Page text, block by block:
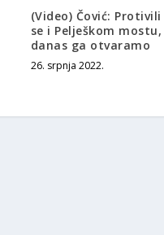
(Video) Čović: Protivili
se i Pelješkom mostu,
danas ga otvaramo
26. srpnja 2022.